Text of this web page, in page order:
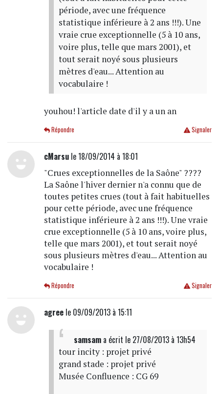
période, avec une fréquence
statistique inférieure à 2 ans !!!). Une
vraie crue exceptionnelle (5 à 10 ans,
voire plus, telle que mars 2001), et
tout serait noyé sous plusieurs
mètres d'eau... Attention au
vocabulaire !
youhou! l'article date d'il y a un an
Signaler
Répondre
cMarsule 18/09/2014 à 18:01
"Crues exceptionnelles de la Saône" ????
La Saône l'hiver dernier n'a connu que de
toutes petites crues (tout à fait habituelles
pour cette période, avec une fréquence
statistique inférieure à 2 ans !!!). Une vraie
crue exceptionnelle (5 à 10 ans, voire plus,
telle que mars 2001), et tout serait noyé
sous plusieurs mètres d'eau... Attention au
vocabulaire !
Signaler
Répondre
agreele 09/09/2013 à 15:11
samsama écrit le 27/08/2013 à 13h54
tour incity : projet privé
grand stade : projet privé
Musée Confluence : CG 69